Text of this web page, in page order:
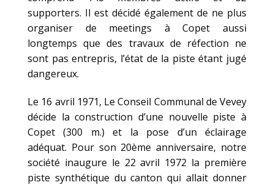
supporters. Il est décidé également de ne plus
organiser de meetings à Copet aussi
longtemps que des travaux de réfection ne
sont pas entrepris, l’état de la piste étant jugé
dangereux.
Le 16 avril 1971, Le Conseil Communal de Vevey
décide la construction d’une nouvelle piste à
Copet (300 m.) et la pose d’un éclairage
adéquat. Pour son 20ème anniversaire, notre
société inaugure le 22 avril 1972 la première
piste synthétique du canton qui allait donner